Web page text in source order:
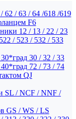
/ 63 / 64 /618 /619
F6
12 / 13 / 22 / 23
/ 523 / 532 / 533
30 / 32 / 33
72 / 73 / 74
QJ
SL / NCF / NNF /
GS / WS / LS